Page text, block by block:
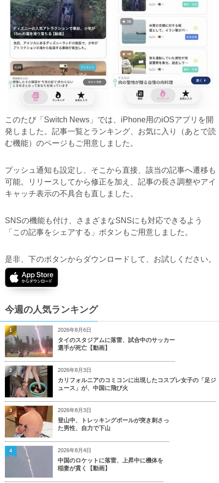
このたび「Switch News」では、iPhone用のiOSアプリを開
発しました。記事一覧とランキング、お気に入り（あとで読
む機能）のページもご用意しました。
プッシュ通知も設定し、そこから直接、該当の記事へ遷移も
可能。リリースしてから修正を加え、記事の長さ調整やアイ
キャッチ表示の不具合も直しました。
SNSの機能も付け、さまざまなSNSにも対応できるよう
「この記事をシェアする」ボタンもご用意しました。
是非、下のボタンからダウンロードして、お試しください。
今週の人気ランキング
2026年8月6日
タイのスタジアムに落雷、試合中のサッカー
選手が死亡【動画】
1
2026年8月3日
カリフォルニアのコミコンに出現したコスプレ女子の「足ジ
ュース」が、中国に飛び火
2
2026年8月3日
登山中、トレッキングポールが突き刺さっ
た男性、自力で下山
3
2026年8月4日
中国のロケットに落雷、上昇中に機体を
稲妻が貫く【動画】
4